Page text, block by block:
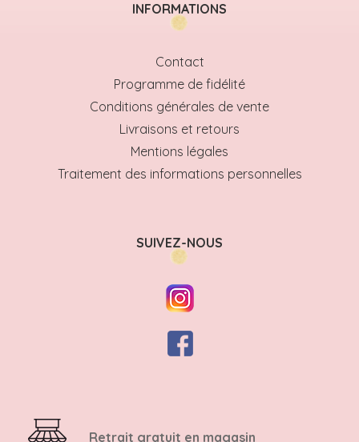
INFORMATIONS
Contact
Programme de fidélité
Conditions générales de vente
Livraisons et retours
Mentions légales
Traitement des informations personnelles
SUIVEZ-NOUS
Retrait gratuit en magasin